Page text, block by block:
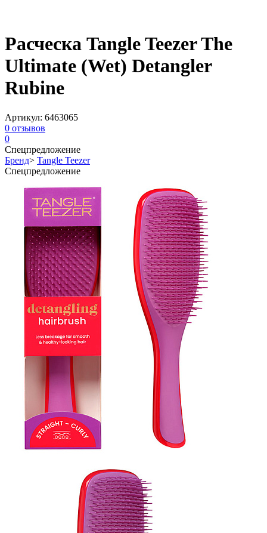
Расческа Tangle Teezer The
Ultimate (Wet) Detangler
Rubine
Артикул: 6463065
0 отзывов
0
Спецпредложение
Бренд> Tangle Teezer
Спецпредложение